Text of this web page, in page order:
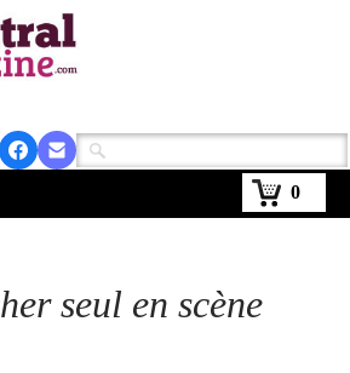
0
seul en scène